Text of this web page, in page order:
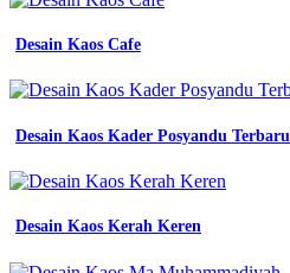
Desain Kaos Cafe
Desain Kaos Kader Posyandu Terbaru
Desain Kaos Kerah Keren